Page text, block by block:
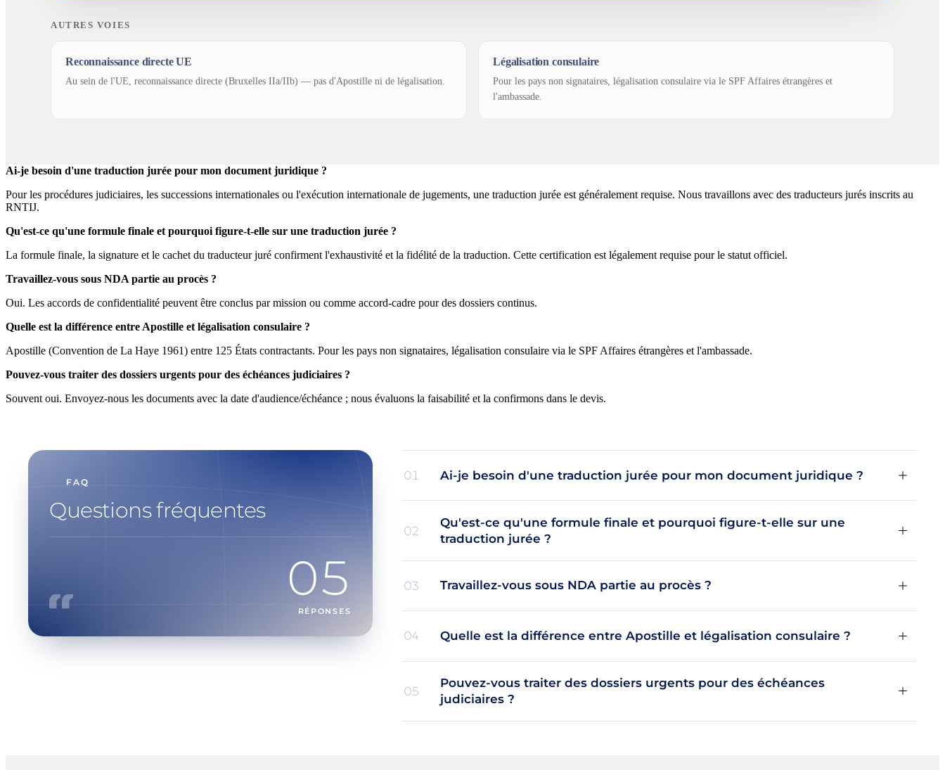
AUTRES VOIES
Reconnaissance directe UE
Au sein de l'UE, reconnaissance directe (Bruxelles IIa/IIb) — pas d'Apostille ni de légalisation.
Légalisation consulaire
Pour les pays non signataires, légalisation consulaire via le SPF Affaires étrangères et
l'ambassade.
Ai-je besoin d'une traduction jurée pour mon document juridique ?
Pour les procédures judiciaires, les successions internationales ou l'exécution internationale de jugements, une traduction jurée est généralement requise. Nous travaillons avec des traducteurs jurés inscrits au
RNTIJ.
Qu'est-ce qu'une formule finale et pourquoi figure-t-elle sur une traduction jurée ?
La formule finale, la signature et le cachet du traducteur juré confirment l'exhaustivité et la fidélité de la traduction. Cette certification est légalement requise pour le statut officiel.
Travaillez-vous sous NDA partie au procès ?
Oui. Les accords de confidentialité peuvent être conclus par mission ou comme accord-cadre pour des dossiers continus.
Quelle est la différence entre Apostille et légalisation consulaire ?
Apostille (Convention de La Haye 1961) entre 125 États contractants. Pour les pays non signataires, légalisation consulaire via le SPF Affaires étrangères et l'ambassade.
Pouvez-vous traiter des dossiers urgents pour des échéances judiciaires ?
Souvent oui. Envoyez-nous les documents avec la date d'audience/échéance ; nous évaluons la faisabilité et la confirmons dans le devis.
FAQ
Questions fréquentes
05
RÉPONSES
01 Ai-je besoin d'une traduction jurée pour mon document juridique ?
02
Qu'est-ce qu'une formule finale et pourquoi figure-t-elle sur une
traduction jurée ?
03 Travaillez-vous sous NDA partie au procès ?
04 Quelle est la différence entre Apostille et légalisation consulaire ?
05
Pouvez-vous traiter des dossiers urgents pour des échéances
judiciaires ?